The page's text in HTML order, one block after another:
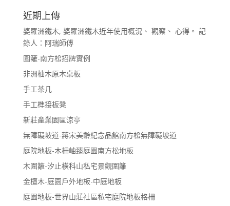
近期上傳
婆羅洲鐵木, 婆羅洲鐵木近年使用概況、 觀察、 心得。 記
錄人：阿瑞師傅
圍籬-南方松招牌實例
非洲柚木原木桌板
手工茶几
手工榫接板凳
新莊產業園區涼亭
無障礙坡道-蔣宋美齡紀念品館南方松無障礙坡道
庭院地板-木柵岫臻庭園南方松地板
木圍籬-汐止橫科山私宅景觀圍籬
金檀木-庭園戶外地板-中庭地板
庭園地板-世界山莊社區私宅庭院地板格柵